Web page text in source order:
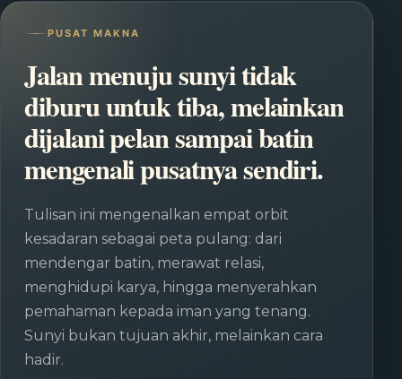
PUSAT MAKNA
Jalan menuju sunyi tidak
diburu untuk tiba, melainkan
dijalani pelan sampai batin
mengenali pusatnya sendiri.
Tulisan ini mengenalkan empat orbit
kesadaran sebagai peta pulang: dari
mendengar batin, merawat relasi,
menghidupi karya, hingga menyerahkan
pemahaman kepada iman yang tenang.
Sunyi bukan tujuan akhir, melainkan cara
hadir.